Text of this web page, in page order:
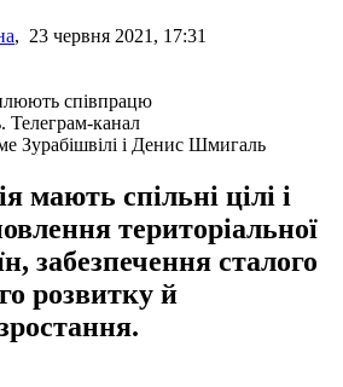
, 23 червня 2021, 17:31
канал
Зурабішвілі і Денис Шмигаль
мають спільні цілі і
територіальної
забезпечення сталого
розвитку й